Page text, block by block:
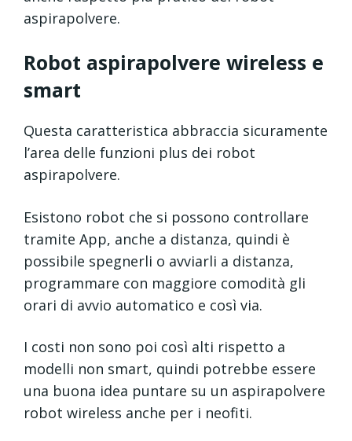
aspirapolvere.
Robot aspirapolvere wireless e
smart
Questa caratteristica abbraccia sicuramente
l’area delle funzioni plus dei robot
aspirapolvere.
Esistono robot che si possono controllare
tramite App, anche a distanza, quindi è
possibile spegnerli o avviarli a distanza,
programmare con maggiore comodità gli
orari di avvio automatico e così via.
I costi non sono poi così alti rispetto a
modelli non smart, quindi potrebbe essere
una buona idea puntare su un aspirapolvere
robot wireless anche per i neofiti.